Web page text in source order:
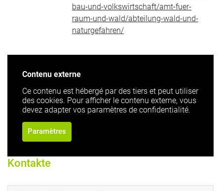
bau-und-volkswirtschaft/amt-fuer-
raum-und-wald/abteilung-wald-und-
naturgefahren/
Contenu externe
Ce contenu est hébergé par des tiers et peut utiliser
des cookies. Pour afficher le contenu externe, vous
devez adapter vos paramètres de confidentialité.
Paramètres
Kontakte